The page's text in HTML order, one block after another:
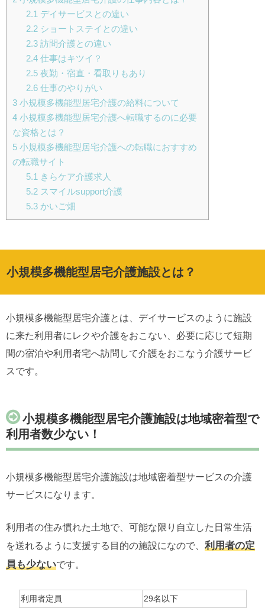
2.1 デイサービスとの違い
2.2ショートステイとの違い
2.3訪問介護との違い
2.4仕事はキツイ？
2.5夜勤・宿直・看取りもあり
2.6仕事のやりがい
3 小規模多機能型居宅介護の給料について
4 小規模多機能型居宅介護へ転職するのに必要
な資格とは？
5 小規模多機能型居宅介護への転職におすすめ
の転職サイト
5.1 きらケア介護求人
5.2スマイルsupport介護
5.3かいご畑
小規模多機能型居宅介護施設とは？
小規模多機能型居宅介護とは、デイサービスのように施設
に来た利用者にレクや介護をおこない、必要に応じて短期
間の宿泊や利用者宅へ訪問して介護をおこなう介護サービ
スです。
小規模多機能型居宅介護施設は地域密着型で
利用者数少ない！
小規模多機能型居宅介護施設は地域密着型サービスの介護
サービスになります。
利用者の住み慣れた土地で、可能な限り自立した日常生活
を送れるように支援する目的の施設になので、 利用者の定
員も少ないです。
利用者定員
29名以下